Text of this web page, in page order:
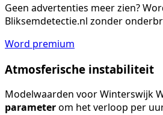
Geen advertenties meer zien?
Bliksemdetectie.nl zonder
Word premium
Atmosferische instabiliteit
Modelwaarden voor Winterswijk
parameterom het verloop per